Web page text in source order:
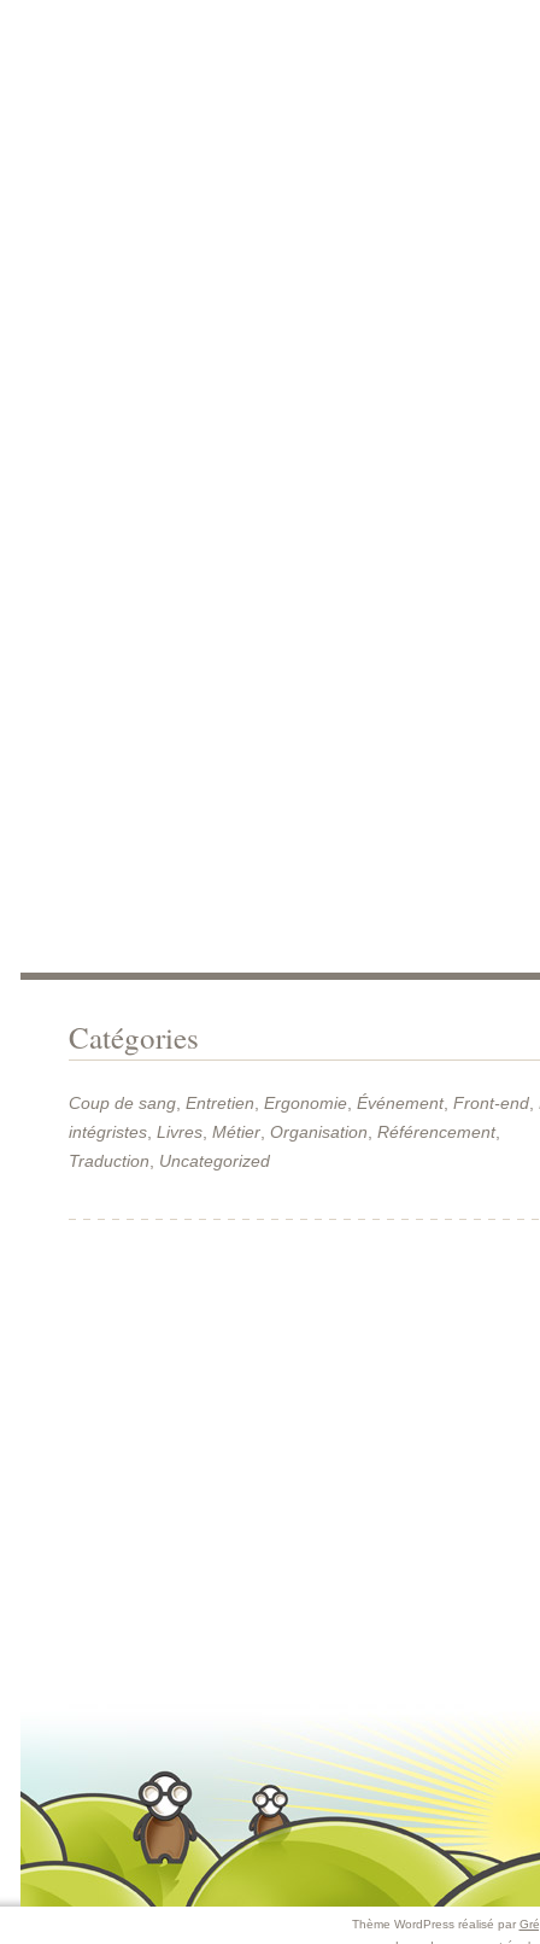
Catégories
Coup de sang Entretien Ergonomie Événement, Front-end
intégristes Livres Métier Organisation Référencement,
Traduction
Uncategorized
Thème WordPress réalisé par